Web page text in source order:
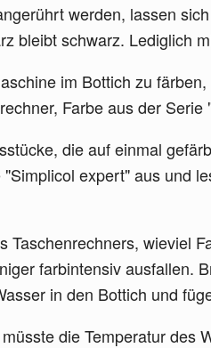
werden, lassen
bleibt schwarz. Lediglich
im Bottich zu
Farbe aus der
die auf einmal
expert" aus und
Taschenrechners, wieviel
farbintensiv ausfallen.
in den Bottich und
die Temperatur des